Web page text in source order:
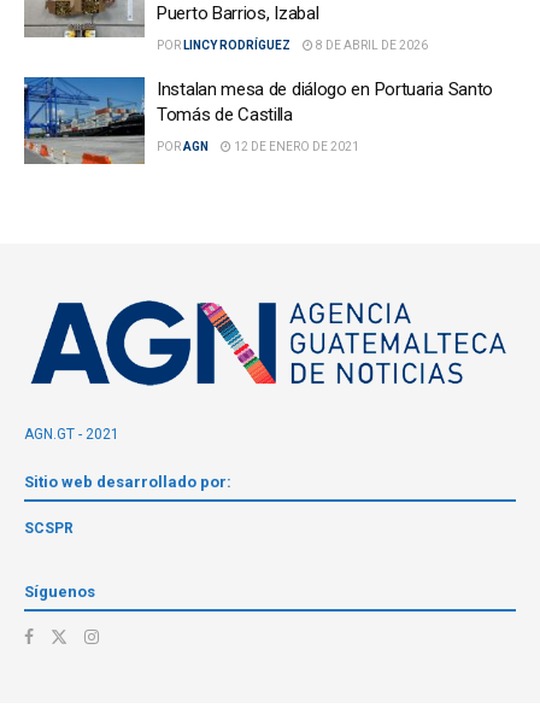
Puerto Barrios, Izabal
POR LINCY RODRÍGUEZ 8 DE ABRIL DE 2026
Instalan mesa de diálogo en Portuaria Santo
Tomás de Castilla
PORAGN 12 DE ENERO DE 2021
AGN.GT - 2021
Sitio web desarrollado por:
SCSPR
Síguenos